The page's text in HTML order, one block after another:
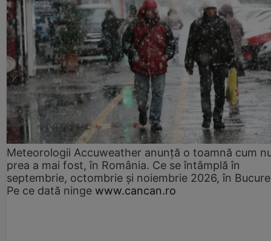
Meteorologii Accuweather anunță o toamnă cum
prea a mai fost, în România. Ce se întâmplă în
septembrie, octombrie și noiembrie 2026, în
Pe ce dată ninge www.cancan.ro